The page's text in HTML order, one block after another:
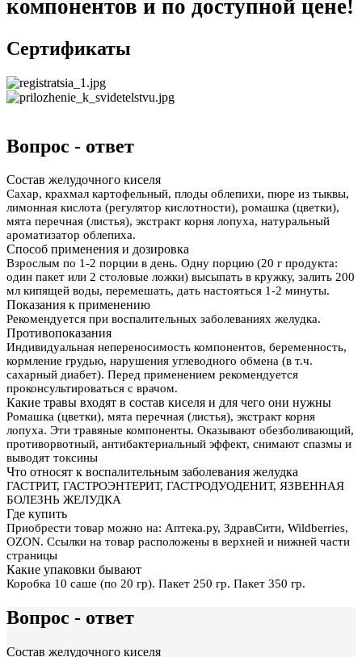
компонентов и по доступной цене!
Сертификаты
Вопрос - ответ
Состав желудочного киселя
Сахар, крахмал картофельный, плоды облепихи, пюре из тыквы,
лимонная кислота (регулятор кислотности), ромашка (цветки),
мята перечная (листья), экстракт корня лопуха, натуральный
ароматизатор облепиха.
Способ применения и дозировка
Взрослым по 1-2 порции в день. Одну порцию (20 г продукта:
один пакет или 2 столовые ложки) высыпать в кружку, залить 200
мл кипящей воды, перемешать, дать настояться 1-2 минуты.
Показания к применению
Рекомендуется при воспалительных заболеваниях желудка.
Противопоказания
Индивидуальная непереносимость компонентов, беременность,
кормление грудью, нарушения углеводного обмена (в т.ч.
сахарный диабет). Перед применением рекомендуется
проконсультироваться с врачом.
Какие травы входят в состав киселя и для чего они нужны
Ромашка (цветки), мята перечная (листья), экстракт корня
лопуха. Эти травяные компоненты. Оказывают обезболивающий,
противорвотный, антибактериальный эффект, снимают спазмы и
выводят токсины
Что относят к воспалительным заболевания желудка
ГАСТРИТ, ГАСТРОЭНТЕРИТ, ГАСТРОДУОДЕНИТ, ЯЗВЕННАЯ
БОЛЕЗНЬ ЖЕЛУДКА
Где купить
Приобрести товар можно на: Аптека.ру, ЗдравСити, Wildberries,
OZON. Ссылки на товар расположены в верхней и нижней части
страницы
Какие упаковки бывают
Коробка 10 саше (по 20 гр). Пакет 250 гр. Пакет 350 гр.
Вопрос - ответ
Состав желудочного киселя